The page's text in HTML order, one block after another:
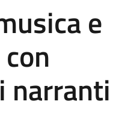
e
narranti